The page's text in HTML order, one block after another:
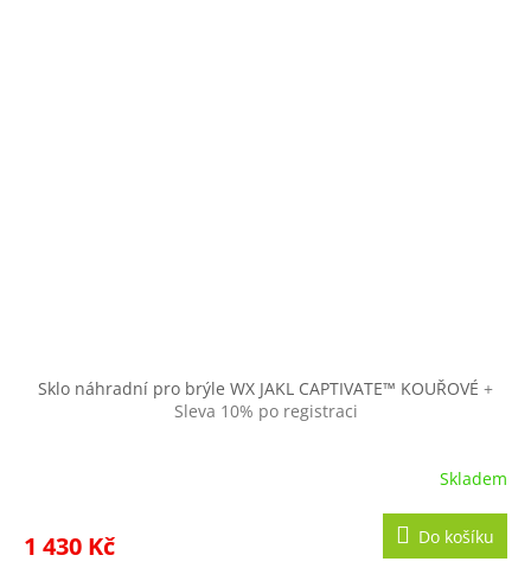
Sklo náhradní pro brýle WX JAKL CAPTIVATE™ KOUŘOVÉ +
Sleva 10% po registraci
Skladem
1 430 Kč Do košíku